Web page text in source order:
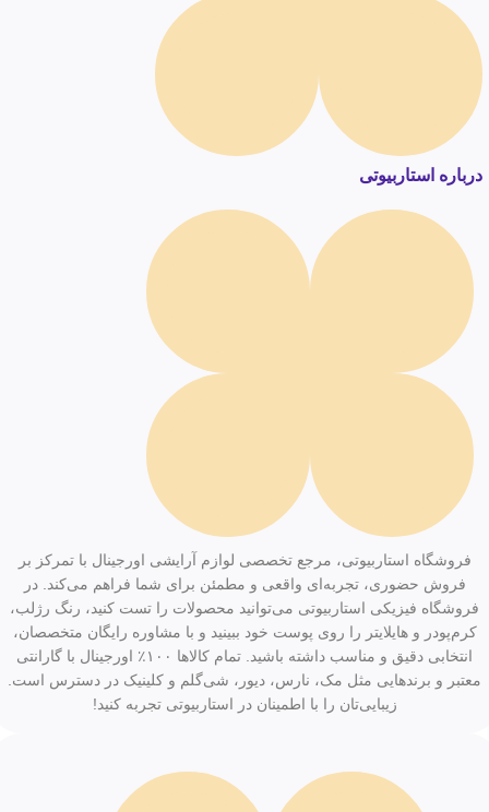
درباره استاربیوتی
فروشگاه استاربیوتی، مرجع تخصصی لوازم آرایشی اورجینال با تمرکز بر
فروش حضوری، تجربه‌ای واقعی و مطمئن برای شما فراهم می‌کند. در
فروشگاه فیزیکی استاربیوتی می‌توانید محصولات را تست کنید، رنگ رژلب،
کرم‌پودر و هایلایتر را روی پوست خود ببینید و با مشاوره رایگان متخصصان،
انتخابی دقیق و مناسب داشته باشید. تمام کالاها ۱۰۰٪ اورجینال با گارانتی
معتبر و برندهایی مثل مک، نارس، دیور، شی‌گلم و کلینیک در دسترس است.
زیبایی‌تان را با اطمینان در استاربیوتی تجربه کنید!